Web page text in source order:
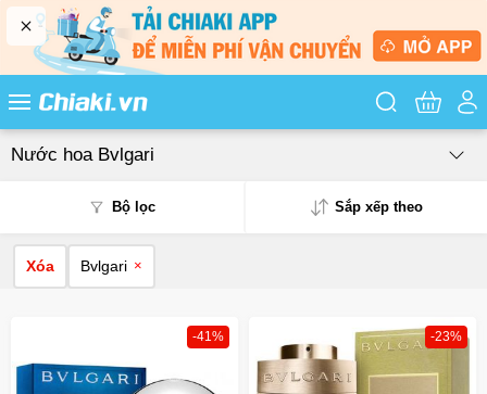
Tìm kiếm
Nước hoa Bvlgari
Bộ lọc Sắp xếp theo
Mới nhất
Xóa Bvlgari ×
-41% -23%